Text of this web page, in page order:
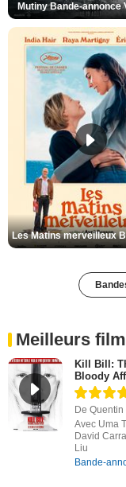
Mutiny Bande-annonce
Meilleurs
Kill Bill:
Bloody
De Quentin
Avec Uma
David
Liu
Bande-